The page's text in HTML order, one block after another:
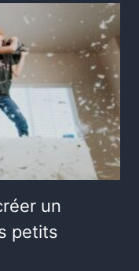
un
petits